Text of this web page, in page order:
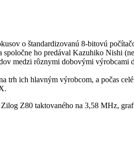
o štandardizovanú 8-bitovú
ho predával Kazuhiko Nishi
medzi rôznymi dobovými výrobcami
ich hlavným výrobcom, a počas
Z80 taktovaného na 3,58 MHz,